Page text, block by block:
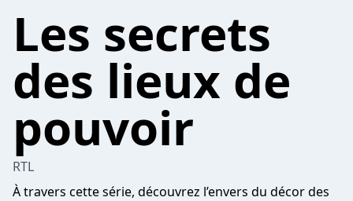
Les secrets
des lieux de
pouvoir
RTL
À travers cette série, découvrez l’envers du décor des